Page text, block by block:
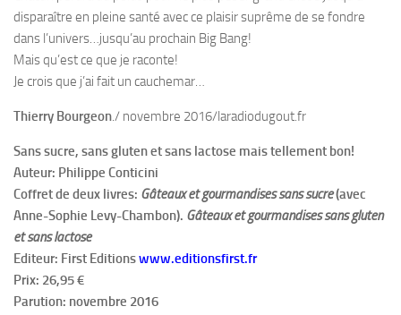
disparaître en pleine santé avec ce plaisir suprême de se fondre
dans l’univers…jusqu’au prochain Big Bang!
Mais qu’est ce que je raconte!
Je crois que j’ai fait un cauchemar…
Thierry Bourgeon./ novembre 2016/laradiodugout.fr
Sans sucre, sans gluten et sans lactose mais tellement bon!
Auteur: Philippe Conticini
Coffret de deux livres: Gâteaux et gourmandises sans sucre(avec
Anne-Sophie Levy-Chambon). Gâteaux et gourmandises sans gluten
et sans lactose
Editeur: First Editionswww.editionsfirst.fr
Prix: 26,95 €
Parution: novembre 2016